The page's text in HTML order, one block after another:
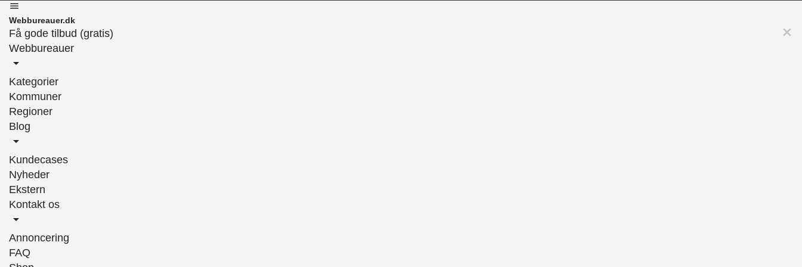
Webbureauer.dk
Få gode tilbud (gratis)
Webbureauer
Kategorier
Kommuner
Regioner
Blog
Kundecases
Nyheder
Ekstern
Kontakt os
Annoncering
FAQ